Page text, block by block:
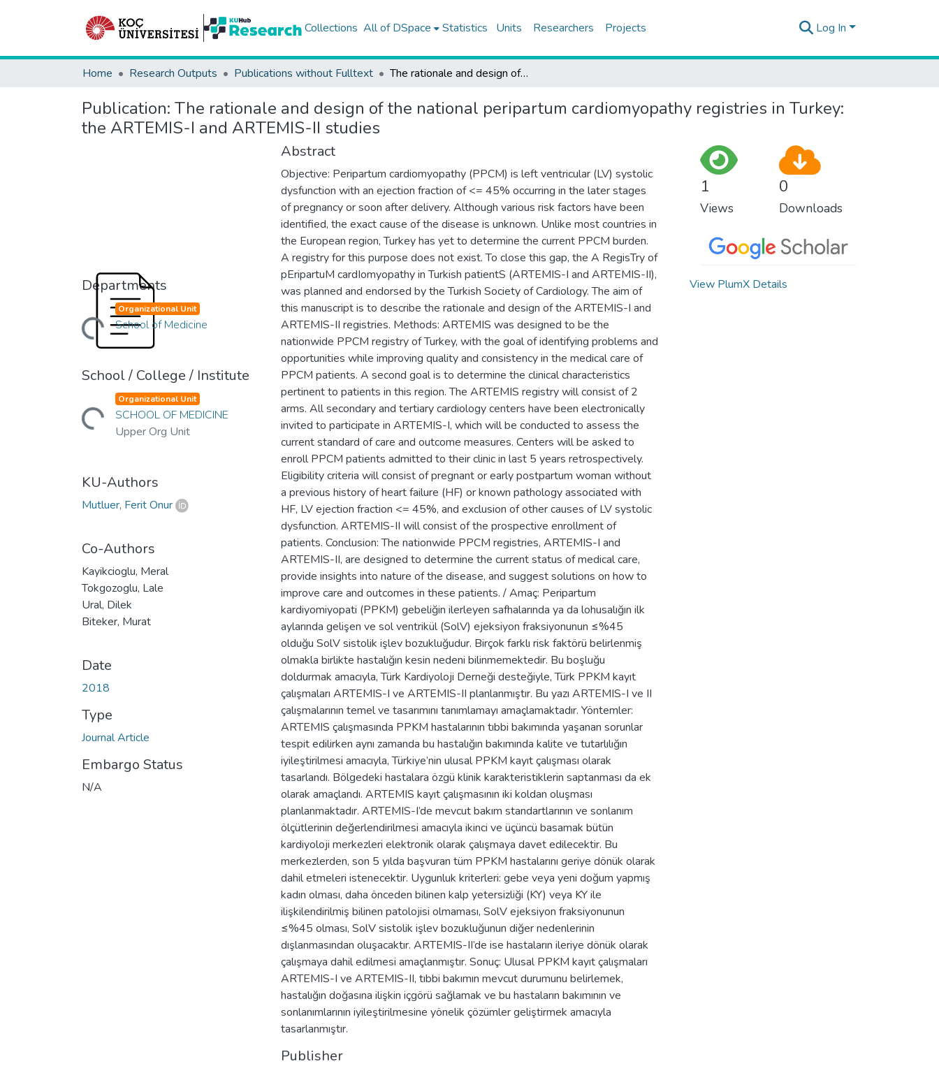
Collections All of DSpace Statistics Units Researchers Projects Log In
Home Research Outputs Publications without Fulltext The rationale and design of the national peripartum cardiomyopathy registries in Turkey: the ARTEMIS-I and ARTEMIS-II studies
Publication: The rationale and design of the national peripartum cardiomyopathy registries in Turkey:
the ARTEMIS-I and ARTEMIS-II studies
Departments
Loading... Organizational Unit
School of Medicine
School / College / Institute
Loading... Organizational Unit
SCHOOL OF MEDICINE
Upper Org Unit
KU-Authors
Mutluer, Ferit Onur
Co-Authors
Kayikcioglu, Meral
Tokgozoglu, Lale
Ural, Dilek
Biteker, Murat
Date
2018
Type
Journal Article
Embargo Status
N/A
Abstract
Objective: Peripartum cardiomyopathy (PPCM) is left ventricular (LV) systolic
dysfunction with an ejection fraction of <= 45% occurring in the later stages
of pregnancy or soon after delivery. Although various risk factors have been
identified, the exact cause of the disease is unknown. Unlike most countries in
the European region, Turkey has yet to determine the current PPCM burden.
A registry for this purpose does not exist. To close this gap, the A RegisTry of
pEripartuM cardIomyopathy in Turkish patientS (ARTEMIS-I and ARTEMIS-II),
was planned and endorsed by the Turkish Society of Cardiology. The aim of
this manuscript is to describe the rationale and design of the ARTEMIS-I and
ARTEMIS-II registries. Methods: ARTEMIS was designed to be the
nationwide PPCM registry of Turkey, with the goal of identifying problems and
opportunities while improving quality and consistency in the medical care of
PPCM patients. A second goal is to determine the clinical characteristics
pertinent to patients in this region. The ARTEMIS registry will consist of 2
arms. All secondary and tertiary cardiology centers have been electronically
invited to participate in ARTEMIS-I, which will be conducted to assess the
current standard of care and outcome measures. Centers will be asked to
enroll PPCM patients admitted to their clinic in last 5 years retrospectively.
Eligibility criteria will consist of pregnant or early postpartum woman without
a previous history of heart failure (HF) or known pathology associated with
HF, LV ejection fraction <= 45%, and exclusion of other causes of LV systolic
dysfunction. ARTEMIS-II will consist of the prospective enrollment of
patients. Conclusion: The nationwide PPCM registries, ARTEMIS-I and
ARTEMIS-II, are designed to determine the current status of medical care,
provide insights into nature of the disease, and suggest solutions on how to
improve care and outcomes in these patients. / Amaç: Peripartum
kardiyomiyopati (PPKM) gebeliğin ilerleyen safhalarında ya da lohusalığın ilk
aylarında gelişen ve sol ventrikül (SolV) ejeksiyon fraksiyonunun ≤%45
olduğu SolV sistolik işlev bozukluğudur. Birçok farklı risk faktörü belirlenmiş
olmakla birlikte hastalığın kesin nedeni bilinmemektedir. Bu boşluğu
doldurmak amacıyla, Türk Kardiyoloji Derneği desteğiyle, Türk PPKM kayıt
çalışmaları ARTEMIS-I ve ARTEMIS-II planlanmıştır. Bu yazı ARTEMIS-I ve II
çalışmalarının temel ve tasarımını tanımlamayı amaçlamaktadır. Yöntemler:
ARTEMIS çalışmasında PPKM hastalarının tıbbi bakımında yaşanan sorunlar
tespit edilirken aynı zamanda bu hastalığın bakımında kalite ve tutarlılığın
iyileştirilmesi amacıyla, Türkiye’nin ulusal PPKM kayıt çalışması olarak
tasarlandı. Bölgedeki hastalara özgü klinik karakteristiklerin saptanması da ek
olarak amaçlandı. ARTEMIS kayıt çalışmasının iki koldan oluşması
planlanmaktadır. ARTEMIS-I’de mevcut bakım standartlarının ve sonlanım
ölçütlerinin değerlendirilmesi amacıyla ikinci ve üçüncü basamak bütün
kardiyoloji merkezleri elektronik olarak çalışmaya davet edilecektir. Bu
merkezlerden, son 5 yılda başvuran tüm PPKM hastalarını geriye dönük olarak
dahil etmeleri istenecektir. Uygunluk kriterleri: gebe veya yeni doğum yapmış
kadın olması, daha önceden bilinen kalp yetersizliği (KY) veya KY ile
ilişkilendirilmiş bilinen patolojisi olmaması, SolV ejeksiyon fraksiyonunun
≤%45 olması, SolV sistolik işlev bozukluğunun diğer nedenlerinin
dışlanmasından oluşacaktır. ARTEMIS-II’de ise hastaların ileriye dönük olarak
çalışmaya dahil edilmesi amaçlanmıştır. Sonuç: Ulusal PPKM kayıt çalışmaları
ARTEMIS-I ve ARTEMIS-II, tıbbi bakımın mevcut durumunu belirlemek,
hastalığın doğasına ilişkin içgörü sağlamak ve bu hastaların bakımının ve
sonlanımlarının iyileştirilmesine yönelik çözümler geliştirmek amacıyla
tasarlanmıştır.
Publisher
1
Views
0
Downloads
View PlumX Details